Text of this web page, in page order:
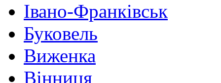
Івано-Франківськ
Буковель
Виженка
Вінниця